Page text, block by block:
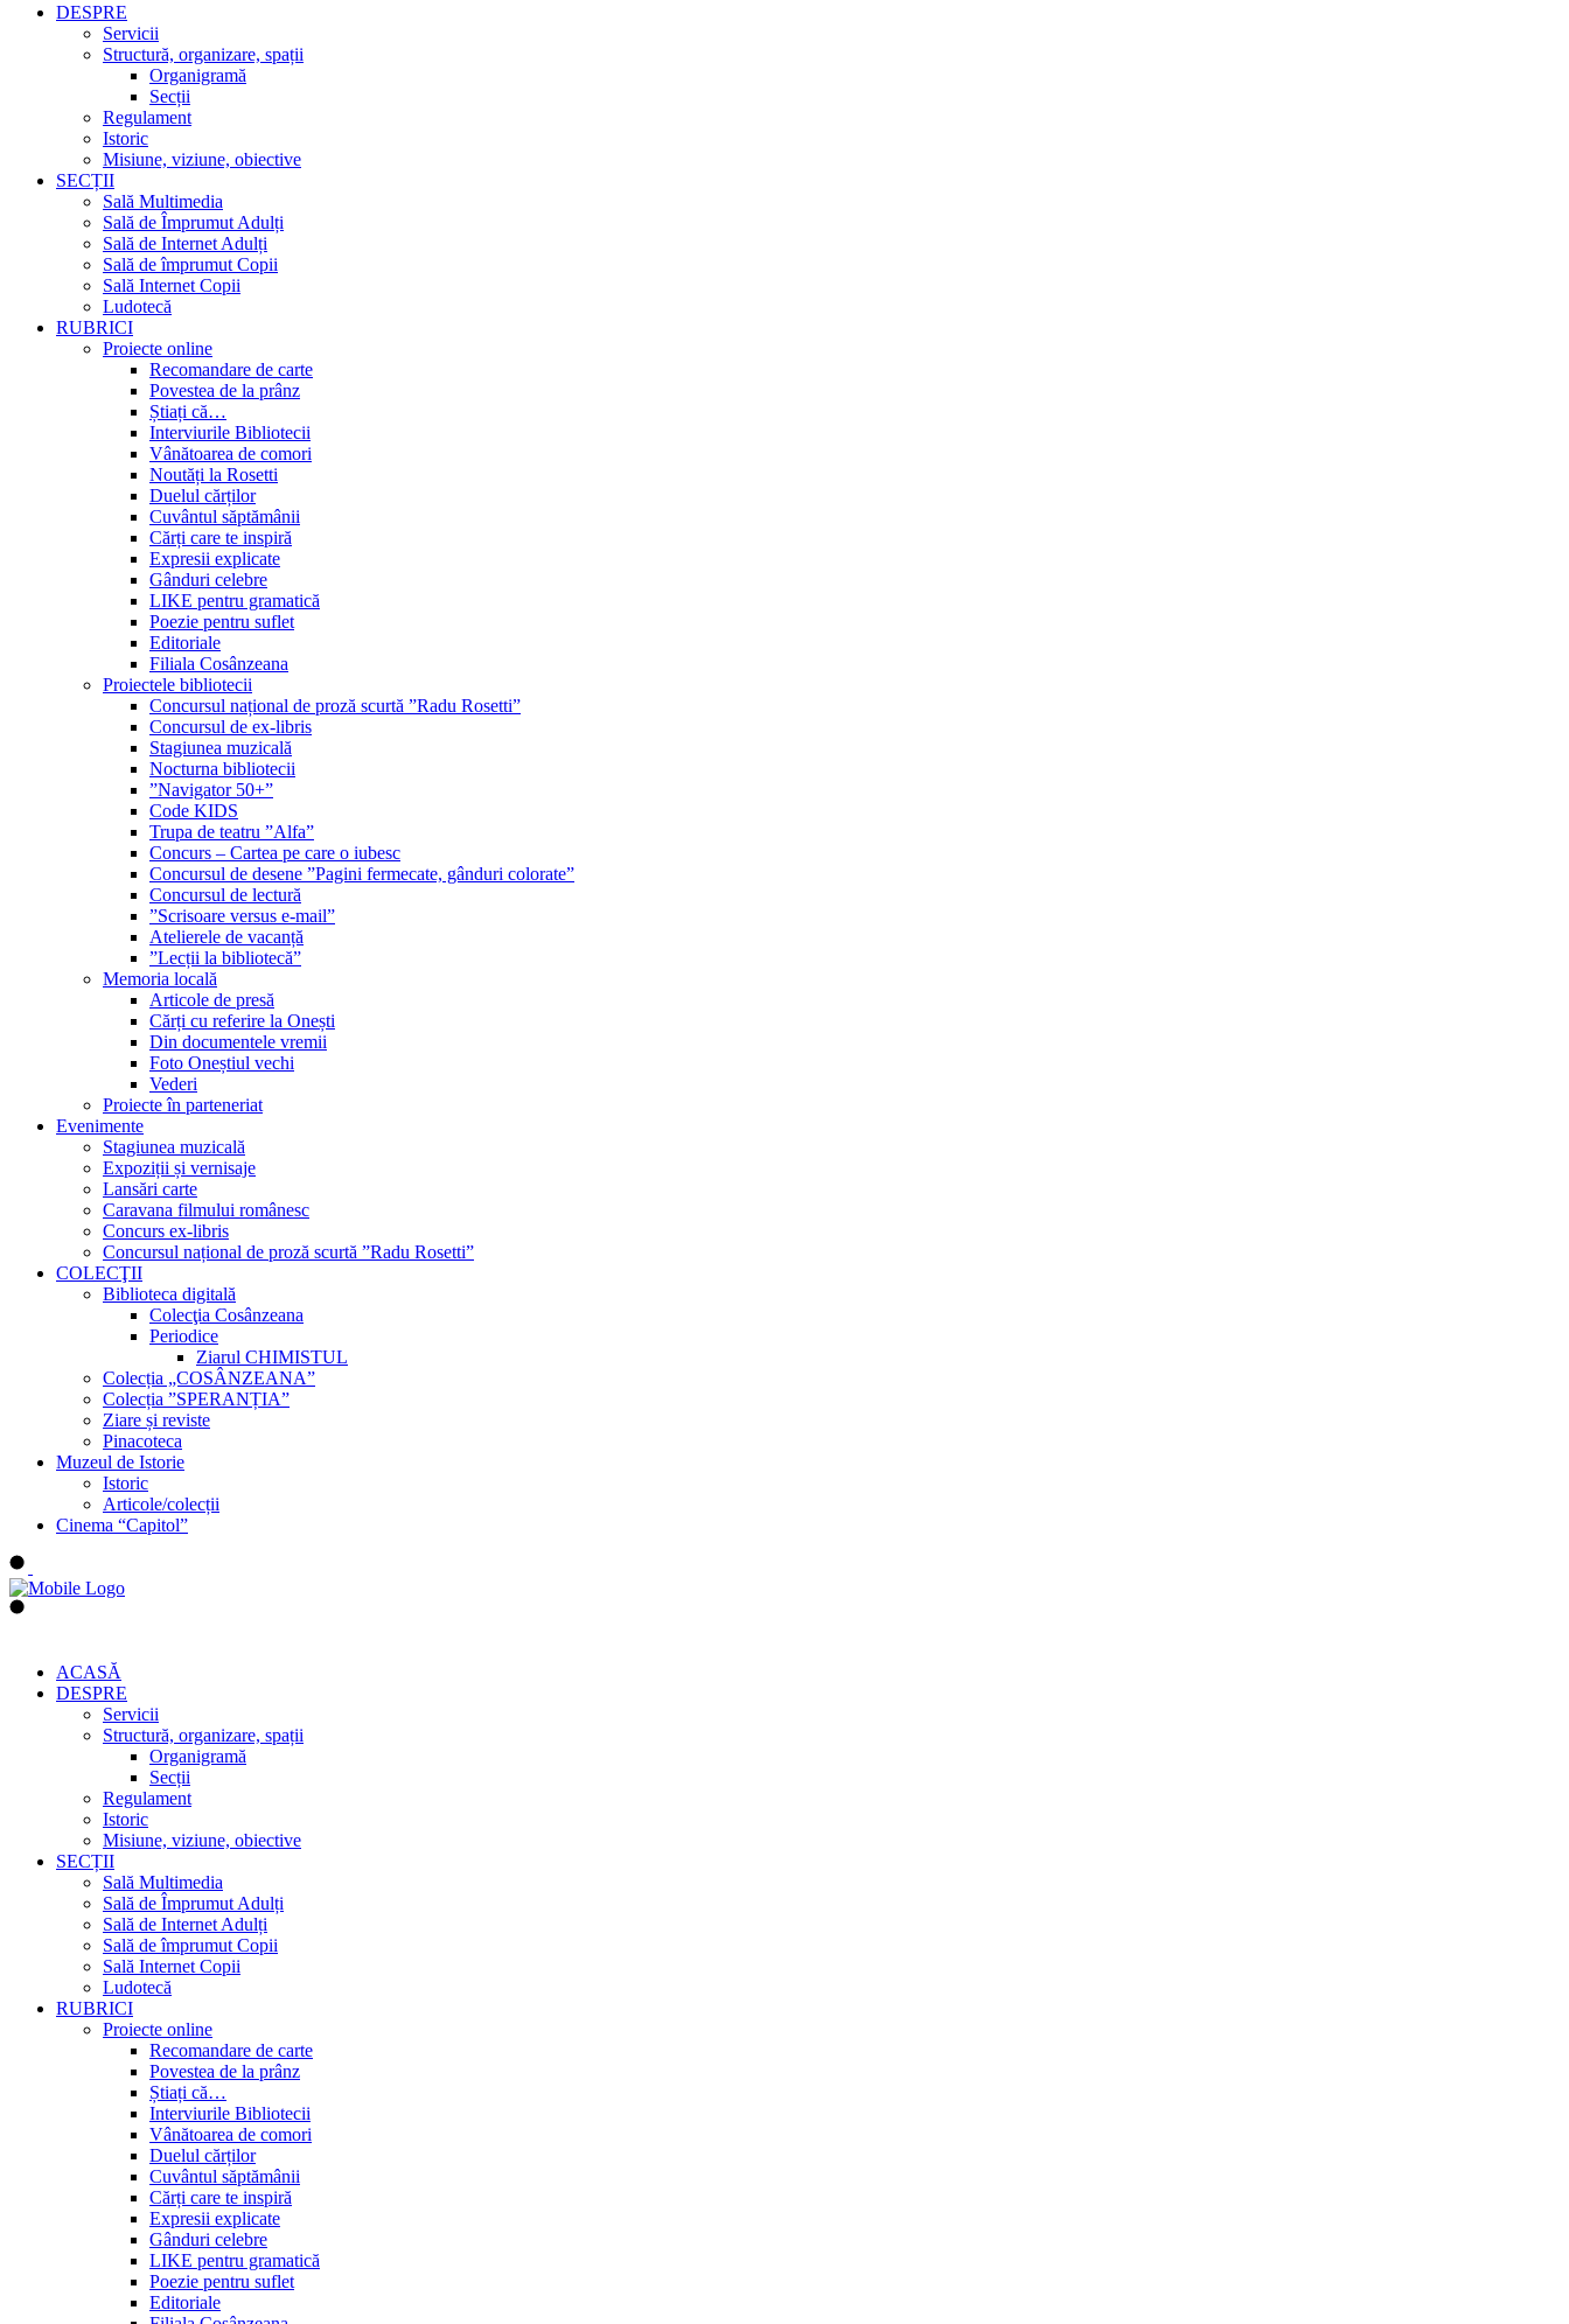
DESPRE
Servicii
Structură, organizare, spații
Organigramă
Secții
Regulament
Istoric
Misiune, viziune, obiective
SECȚII
Sală Multimedia
Sală de Împrumut Adulți
Sală de Internet Adulți
Sală de împrumut Copii
Sală Internet Copii
Ludotecă
RUBRICI
Proiecte online
Recomandare de carte
Povestea de la prânz
Știați că…
Interviurile Bibliotecii
Vânătoarea de comori
Noutăți la Rosetti
Duelul cărților
Cuvântul săptămânii
Cărți care te inspiră
Expresii explicate
Gânduri celebre
LIKE pentru gramatică
Poezie pentru suflet
Editoriale
Filiala Cosânzeana
Proiectele bibliotecii
Concursul național de proză scurtă ”Radu Rosetti”
Concursul de ex-libris
Stagiunea muzicală
Nocturna bibliotecii
”Navigator 50+”
Code KIDS
Trupa de teatru ”Alfa”
Concurs – Cartea pe care o iubesc
Concursul de desene ”Pagini fermecate, gânduri colorate”
Concursul de lectură
”Scrisoare versus e-mail”
Atelierele de vacanță
”Lecții la bibliotecă”
Memoria locală
Articole de presă
Cărți cu referire la Onești
Din documentele vremii
Foto Oneștiul vechi
Vederi
Proiecte în parteneriat
Evenimente
Stagiunea muzicală
Expoziții și vernisaje
Lansări carte
Caravana filmului românesc
Concurs ex-libris
Concursul național de proză scurtă ”Radu Rosetti”
COLECŢII
Biblioteca digitală
Colecţia Cosânzeana
Periodice
Ziarul CHIMISTUL
Colecția „COSÂNZEANA”
Colecția ”SPERANȚIA”
Ziare și reviste
Pinacoteca
Muzeul de Istorie
Istoric
Articole/colecții
Cinema “Capitol”
ACASĂ
DESPRE
Servicii
Structură, organizare, spații
Organigramă
Secții
Regulament
Istoric
Misiune, viziune, obiective
SECȚII
Sală Multimedia
Sală de Împrumut Adulți
Sală de Internet Adulți
Sală de împrumut Copii
Sală Internet Copii
Ludotecă
RUBRICI
Proiecte online
Recomandare de carte
Povestea de la prânz
Știați că…
Interviurile Bibliotecii
Vânătoarea de comori
Duelul cărților
Cuvântul săptămânii
Cărți care te inspiră
Expresii explicate
Gânduri celebre
LIKE pentru gramatică
Poezie pentru suflet
Editoriale